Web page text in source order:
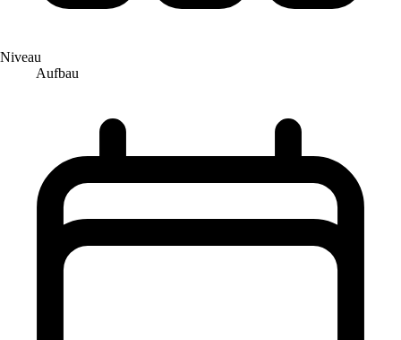
Niveau
Aufbau